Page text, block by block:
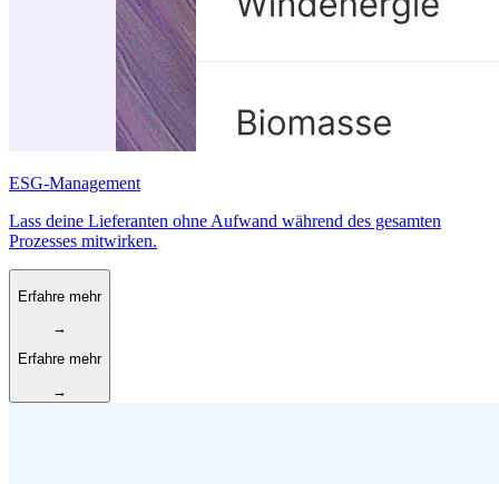
ESG-Management
Lass deine Lieferanten ohne Aufwand während des gesamten
Prozesses mitwirken.
Erfahre mehr
→
Erfahre mehr
→